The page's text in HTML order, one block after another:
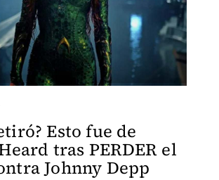
Esto fue de
tras PERDER el
Johnny Depp